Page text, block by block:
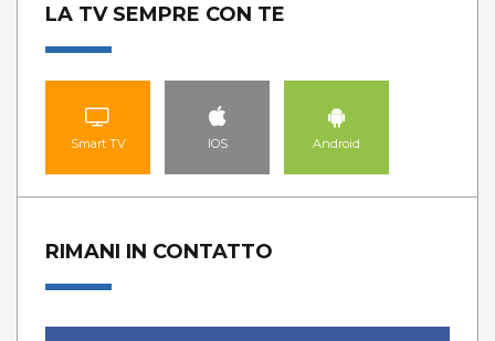
LA TV SEMPRE CON TE
Smart TV IOS Android
RIMANI IN CONTATTO